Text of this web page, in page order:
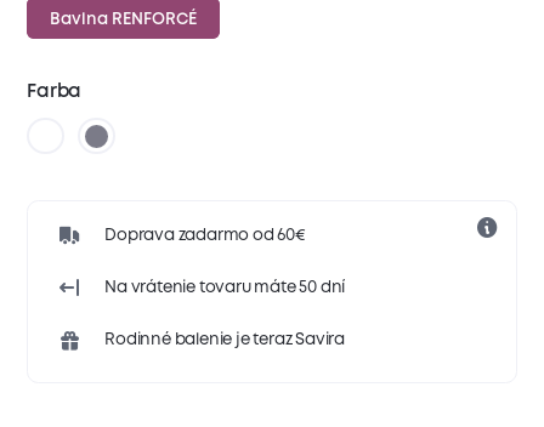
Bavlna RENFORCÉ
Farba
Doprava zadarmo od 60€
Na vrátenie tovaru máte 50 dní
Rodinné balenie je teraz Savira